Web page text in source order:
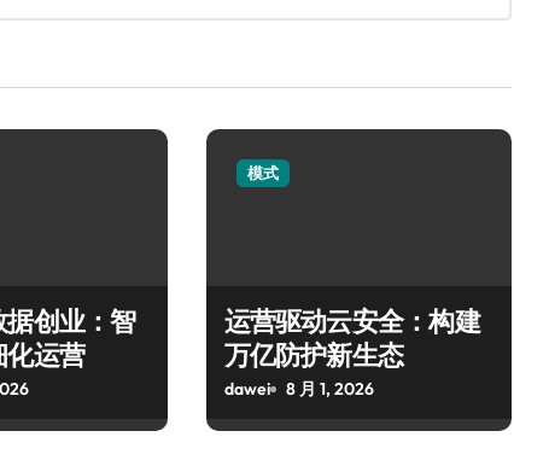
创业：智
化运营
模式
运营驱动云安全：构建
万亿防护新生态
dawei 8 月 1, 2026